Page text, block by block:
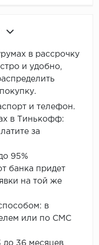
в рассрочку
и удобно,
и телефон.
в Тинькофф:
за
95%
банка придет
на той же
в
или по СМС
до 36 месяцев